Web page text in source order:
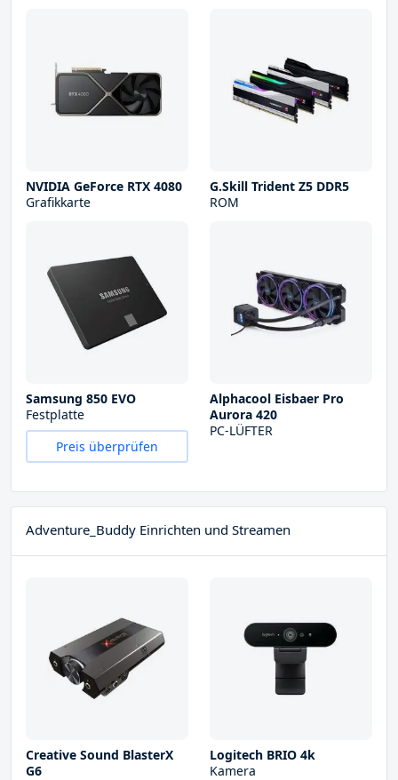
NVIDIA GeForce RTX 4080
Grafikkarte
G.Skill Trident Z5 DDR5
ROM
Samsung 850 EVO
Festplatte
Preis überprüfen
Alphacool Eisbaer Pro
Aurora 420
PC-LÜFTER
Adventure_Buddy Einrichten und Streamen
Creative Sound BlasterX
G6
Logitech BRIO 4k
Kamera